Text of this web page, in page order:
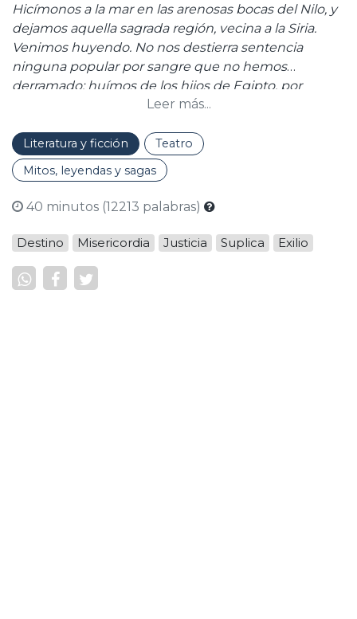
Hicímonos a la mar en las arenosas bocas del Nilo, y
dejamos aquella sagrada región, vecina a la Siria.
Venimos huyendo. No nos destierra sentencia
ninguna popular por sangre que no hemos
derramado: huímos de los hijos de Egipto, por
escapar a sus abominables, impías e incestuosas
Leer más...
Literatura y ficción
Teatro
Mitos, leyendas y sagas
40 minutos (12213 palabras)
Destino Misericordia Justicia Suplica Exilio